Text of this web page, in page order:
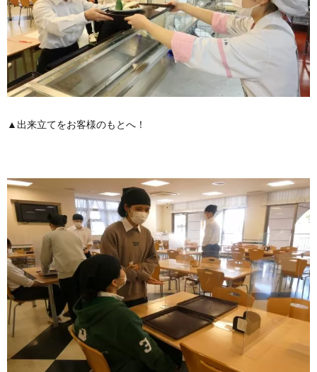
▲出来立てをお客様のもとへ！